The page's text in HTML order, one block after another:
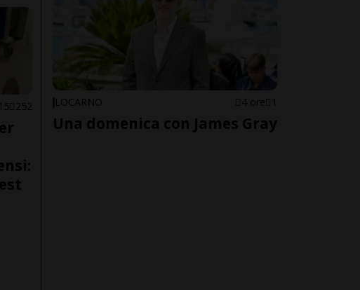
252 LOCARNO 4 ore 1
Una domenica con James Gray